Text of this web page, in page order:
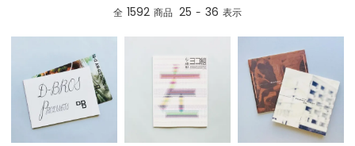
全 1592 商品 25 - 36 表示